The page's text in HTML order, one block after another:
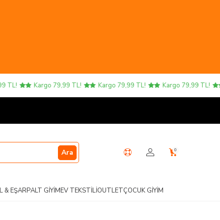
Kargo 79,99 TL! Kargo 79,99 TL! Kargo 79,99 TL!
Ara 0
& EŞARPALT GIYIMEV TEKSTILIOUTLETÇOCUK GIYIM